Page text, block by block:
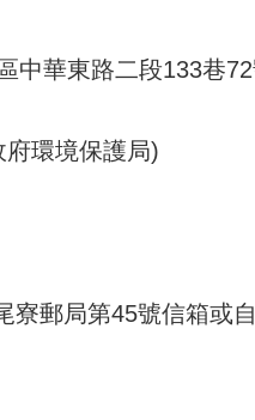
中華東路二段133巷
環境保護局)
郵局第45號信箱或